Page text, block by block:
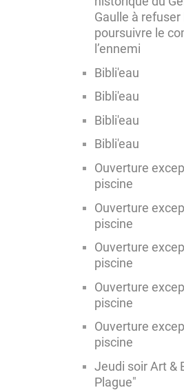
Gaulle à
poursuivre le
l’ennemi
Bibli'eau
Bibli'eau
Bibli'eau
Bibli'eau
Ouverture
piscine
Ouverture
piscine
Ouverture
piscine
Ouverture
piscine
Ouverture
piscine
Jeudi soir Art &
Plague"